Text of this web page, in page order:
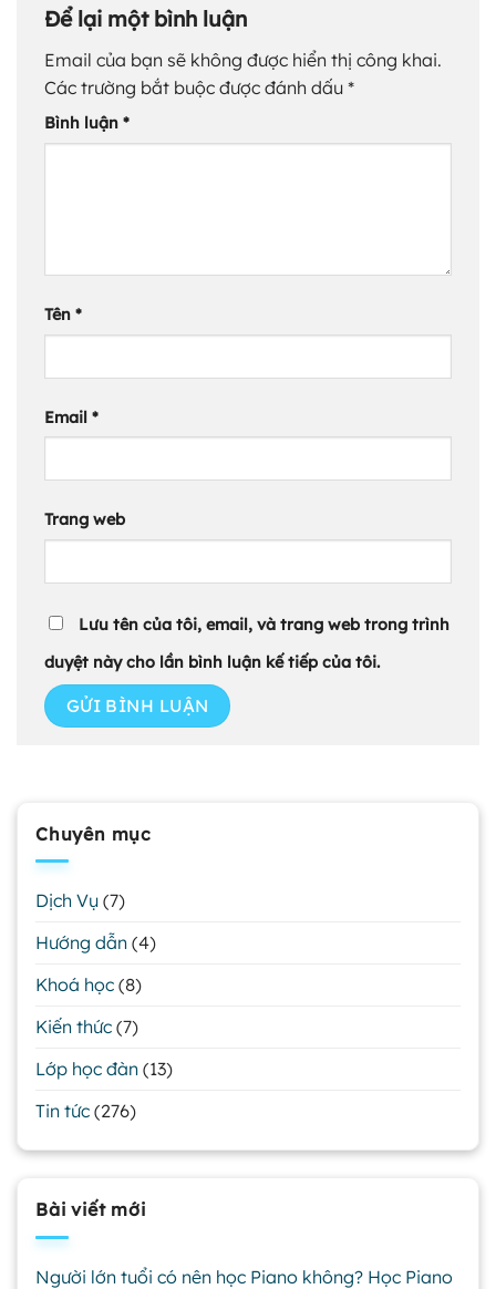
Để lại một bình luận
Email của bạn sẽ không được hiển thị công khai.
Các trường bắt buộc được đánh dấu *
Bình luận *
Tên *
Email *
Trang web
Lưu tên của tôi, email, và trang web trong trình
duyệt này cho lần bình luận kế tiếp của tôi.
Chuyên mục
Dịch Vụ (7)
Hướng dẫn (4)
Khoá học (8)
Kiến thức (7)
Lớp học đàn (13)
Tin tức (276)
Bài viết mới
Người lớn tuổi có nên học Piano không? Học Piano